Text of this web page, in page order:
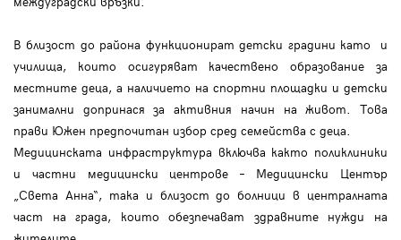
В близост до района функционират детски градини като и
училища, които осигуряват качествено образование за
местните деца, а наличието на спортни площадки и детски
занимални допринася за активния начин на живот. Това
прави Южен предпочитан избор сред семейства с деца.
Медицинската инфраструктура включва както поликлиники
и частни медицински центрове – Медицински Център
„Света Анна“, така и близост до болници в централната
част на града, които обезпечават здравните нужди на